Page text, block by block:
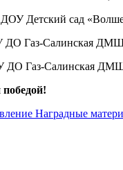
Детский сад
Газ-Салинская ДМШ,
Газ-Салинская ДМШ,
Наградные